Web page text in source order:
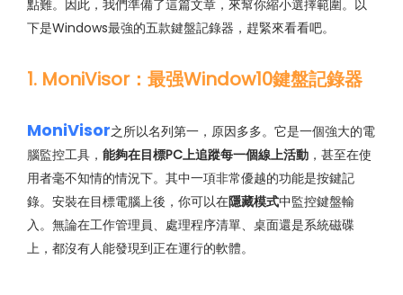
點難。因此，我們準備了這篇文章，來幫你縮小選擇範圍。以
下是Windows最強的五款鍵盤記錄器，趕緊來看看吧。
1. MoniVisor：最强Window10鍵盤記錄器
MoniVisor之所以名列第一，原因多多。它是一個強大的電
腦監控工具， 能夠在目標PC上追蹤每一個線上活動 ，甚至在使
用者毫不知情的情況下。其中一項非常優越的功能是按鍵記
錄。安裝在目標電腦上後，你可以在隱藏模式中監控鍵盤輸
入。無論在工作管理員、處理程序清單、桌面還是系統磁碟
上，都沒有人能發現到正在運行的軟體。